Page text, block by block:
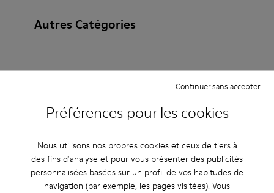
Préférences pour les cookies
Nous utilisons nos propres cookies et ceux de tiers à
des fins d'analyse et pour vous présenter des publicités
personnalisées basées sur un profil de vos habitudes de
navigation (par exemple, les pages visitées). Vous
Continuer sans accepter
Autres Catégories
Chaussures à lacets
Mocassins
Clogs Sandales
Bottes
Chaussons
Chaussures habillées
Chaussures à plateau
À talon